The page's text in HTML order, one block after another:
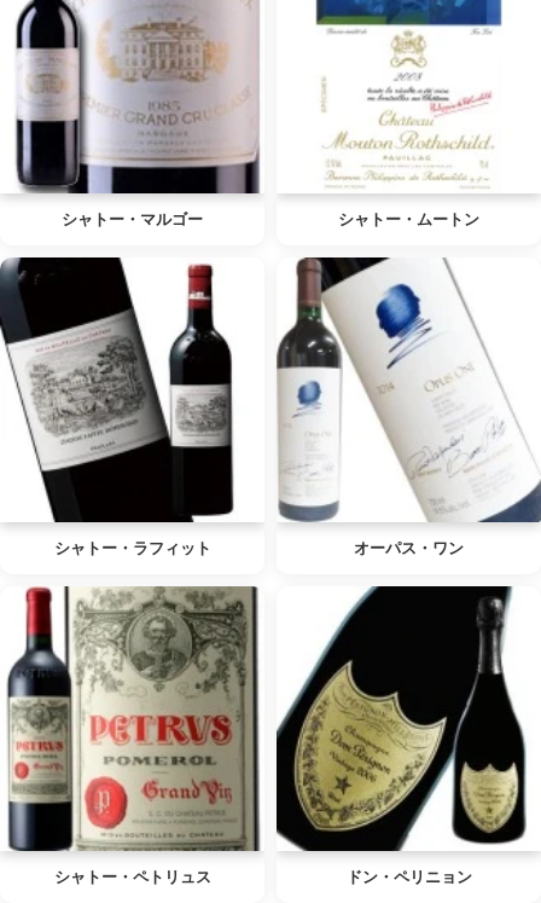
シャトー・マルゴー シャトー・ムートン
シャトー・ラフィット オーパス・ワン
シャトー・ペトリュス ドン・ペリニョン